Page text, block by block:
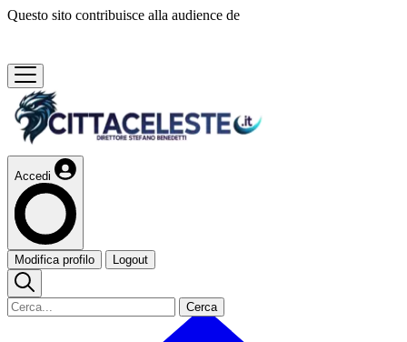
Questo sito contribuisce alla audience de
Accedi
Modifica profilo Logout
Cerca